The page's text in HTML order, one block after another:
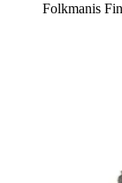
Folkmanis